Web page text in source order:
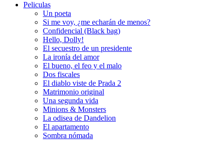
Peliculas
Un poeta
Si me voy, ¿me echarán de menos?
Confidencial (Black bag)
Hello, Dolly!
El secuestro de un presidente
La ironía del amor
El bueno, el feo y el malo
Dos fiscales
El diablo viste de Prada 2
Matrimonio original
Una segunda vida
Minions & Monsters
La odisea de Dandelion
El apartamento
Sombra nómada